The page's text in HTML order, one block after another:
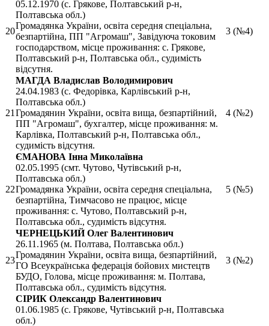
20
05.12.1970 (с. Грякове, Полтавський р-н,
Полтавська обл.)
Громадянка України, освіта середня спеціальна,
безпартійна, ПП "Агромаш", Завідуюча токовим
господарством, місце проживання: с. Грякове,
Полтавський р-н, Полтавська обл., судимість
відсутня.
3 (№4)
21
МАГДА Владислав Володимирович
24.04.1983 (с. Федорівка, Карлівський р-н,
Полтавська обл.)
Громадянин України, освіта вища, безпартійний,
ПП "Агромаш", бухгалтер, місце проживання: м.
Карлівка, Полтавський р-н, Полтавська обл.,
судимість відсутня.
4 (№2)
22
ЄМАНОВА Інна Миколаївна
02.05.1995 (смт. Чутово, Чутівський р-н,
Полтавська обл.)
Громадянка України, освіта середня спеціальна,
безпартійна, Тимчасово не працює, місце
проживання: с. Чутово, Полтавський р-н,
Полтавська обл., судимість відсутня.
5 (№5)
23
ЧЕРНЕЦЬКИЙ Олег Валентинович
26.11.1965 (м. Полтава, Полтавська обл.)
Громадянин України, освіта вища, безпартійний,
ГО Всеукраїнська федерація бойових мистецтв
БУДО, Голова, місце проживання: м. Полтава,
Полтавська обл., судимість відсутня.
3 (№2)
СІРИК Олександр Валентинович
01.06.1985 (с. Грякове, Чутівський р-н, Полтавська
обл.)